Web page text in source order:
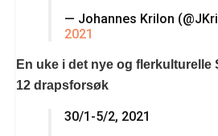
— Johannes Krilon
2021
En uke i det nye og flerkulturelle
12 drapsforsøk
30/1-5/2, 2021